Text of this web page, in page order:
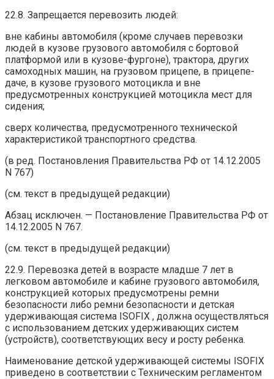
22.8. Запрещается перевозить людей:
вне кабины автомобиля (кроме случаев перевозки
людей в кузове грузового автомобиля с бортовой
платформой или в кузове-фургоне), трактора, других
самоходных машин, на грузовом прицепе, в прицепе-
даче, в кузове грузового мотоцикла и вне
предусмотренных конструкцией мотоцикла мест для
сидения;
сверх количества, предусмотренного технической
характеристикой транспортного средства.
(в ред. Постановления Правительства РФ от 14.12.2005
N 767)
(см. текст в предыдущей редакции)
Абзац исключен. — Постановление Правительства РФ от
14.12.2005 N 767.
(см. текст в предыдущей редакции)
22.9. Перевозка детей в возрасте младше 7 лет в
легковом автомобиле и кабине грузового автомобиля,
конструкцией которых предусмотрены ремни
безопасности либо ремни безопасности и детская
удерживающая система ISOFIX , должна осуществляться
с использованием детских удерживающих систем
(устройств), соответствующих весу и росту ребенка.
Наименование детской удерживающей системы ISOFIX
приведено в соответствии с Техническим регламентом